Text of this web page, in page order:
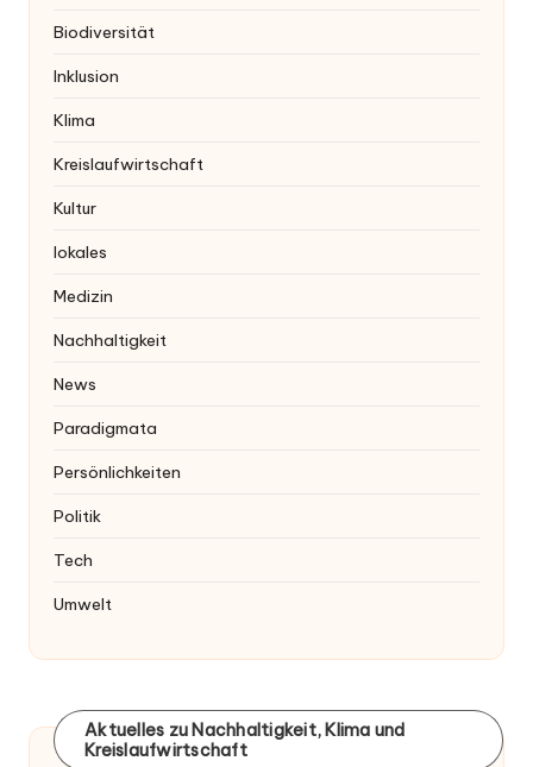
Biodiversität
Inklusion
Klima
Kreislaufwirtschaft
Kultur
lokales
Medizin
Nachhaltigkeit
News
Paradigmata
Persönlichkeiten
Politik
Tech
Umwelt
Aktuelles zu Nachhaltigkeit, Klima und
Kreislaufwirtschaft